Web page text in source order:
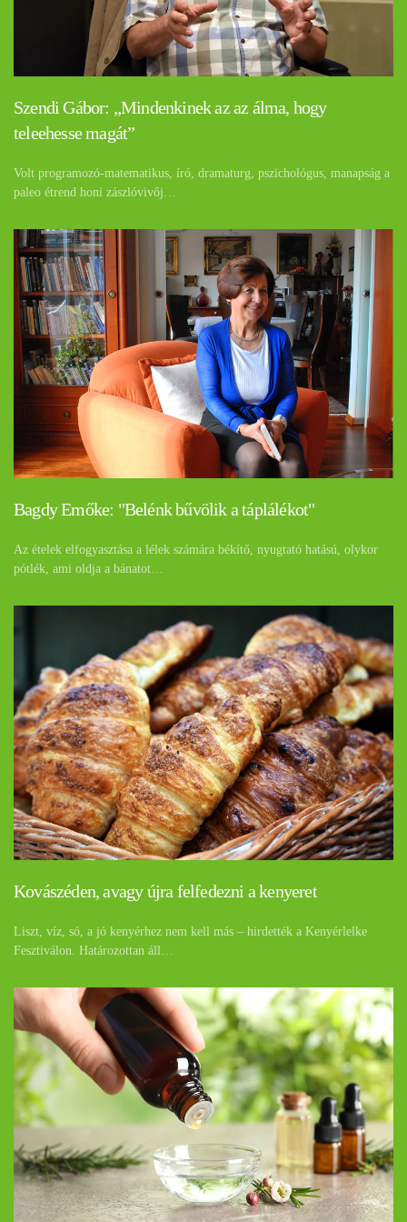
Szendi Gábor: „Mindenkinek az az álma, hogy
teleehesse magát”
Volt programozó-matematikus, író, dramaturg, pszichológus, manapság a
paleo étrend honi zászlóvivőj…
Bagdy Emőke: "Belénk bűvölik a táplálékot"
Az ételek elfogyasztása a lélek számára békítő, nyugtató hatású, olykor
pótlék, ami oldja a bánatot…
Kovászéden, avagy újra felfedezni a kenyeret
Liszt, víz, só, a jó kenyérhez nem kell más – hirdették a Kenyérlelke
Fesztiválon. Határozottan áll…